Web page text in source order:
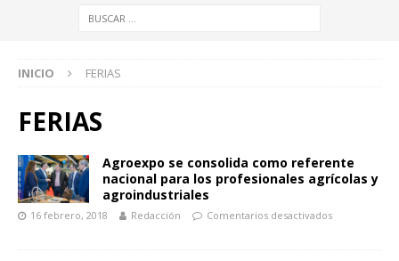
INICIO FERIAS
FERIAS
Agroexpo se consolida como referente
nacional para los profesionales agrícolas y
agroindustriales
16 febrero, 2018 Redacción Comentarios desactivados